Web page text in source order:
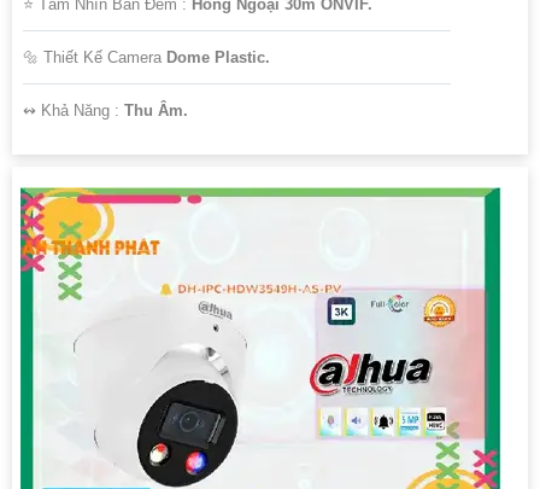
⭐ Tầm Nhìn Ban Đêm : Hồng Ngoại 30m ONVIF.
🔩 Thiết Kế Camera Dome Plastic.
️↭ Khả Năng : Thu Âm.